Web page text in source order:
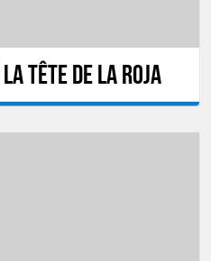
la tête de la Roja